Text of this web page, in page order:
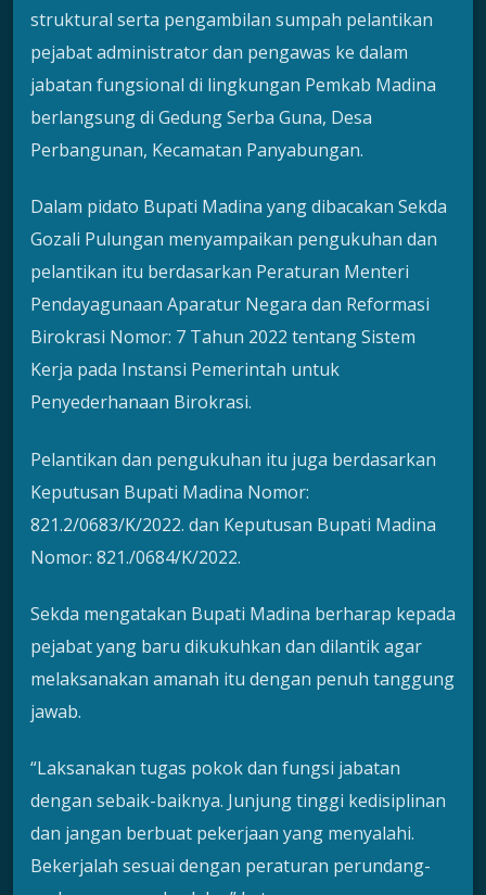
struktural serta pengambilan sumpah pelantikan
pejabat administrator dan pengawas ke dalam
jabatan fungsional di lingkungan Pemkab Madina
berlangsung di Gedung Serba Guna, Desa
Perbangunan, Kecamatan Panyabungan.
Dalam pidato Bupati Madina yang dibacakan Sekda
Gozali Pulungan menyampaikan pengukuhan dan
pelantikan itu berdasarkan Peraturan Menteri
Pendayagunaan Aparatur Negara dan Reformasi
Birokrasi Nomor: 7 Tahun 2022 tentang Sistem
Kerja pada Instansi Pemerintah untuk
Penyederhanaan Birokrasi.
Pelantikan dan pengukuhan itu juga berdasarkan
Keputusan Bupati Madina Nomor:
821.2/0683/K/2022. dan Keputusan Bupati Madina
Nomor: 821./0684/K/2022.
Sekda mengatakan Bupati Madina berharap kepada
pejabat yang baru dikukuhkan dan dilantik agar
melaksanakan amanah itu dengan penuh tanggung
jawab.
“Laksanakan tugas pokok dan fungsi jabatan
dengan sebaik-baiknya. Junjung tinggi kedisiplinan
dan jangan berbuat pekerjaan yang menyalahi.
Bekerjalah sesuai dengan peraturan perundang-